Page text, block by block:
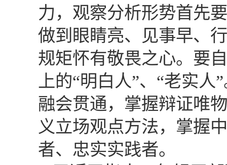
力，观察分析形势首先
做到眼睛亮、见事早、
规矩怀有敬畏之心。要
上的“明白人”、“老实
融会贯通，掌握辩证唯
义立场观点方法，掌握
者、忠实实践者。